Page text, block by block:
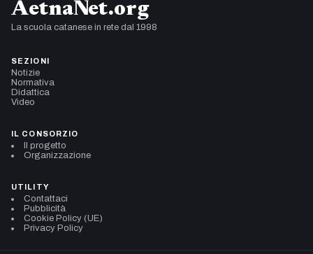
AetnaNet.org
La scuola catanese in rete dal 1998
SEZIONI
Notizie
Normativa
Didattica
Video
IL CONSORZIO
Il progetto
Organizzazione
UTILITY
Contattaci
Pubblicità
Cookie Policy (UE)
Privacy Policy